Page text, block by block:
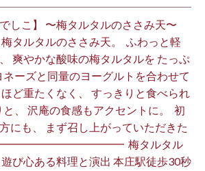
しこ】 〜梅タルタルのささみ天〜
タルタルのささみ天。 ⁡ ふわっと軽
爽やかな酸味の梅タルタルを たっぷ
ネーズと同量のヨーグルトを合わせて
ど重たくなく、 すっきりと食べられ
と、 沢庵の食感もアクセントに。 ⁡ 初
にも、 まず召し上がっていただきた
梅タルタル
び心ある料理と演出 本庄駅徒歩30秒